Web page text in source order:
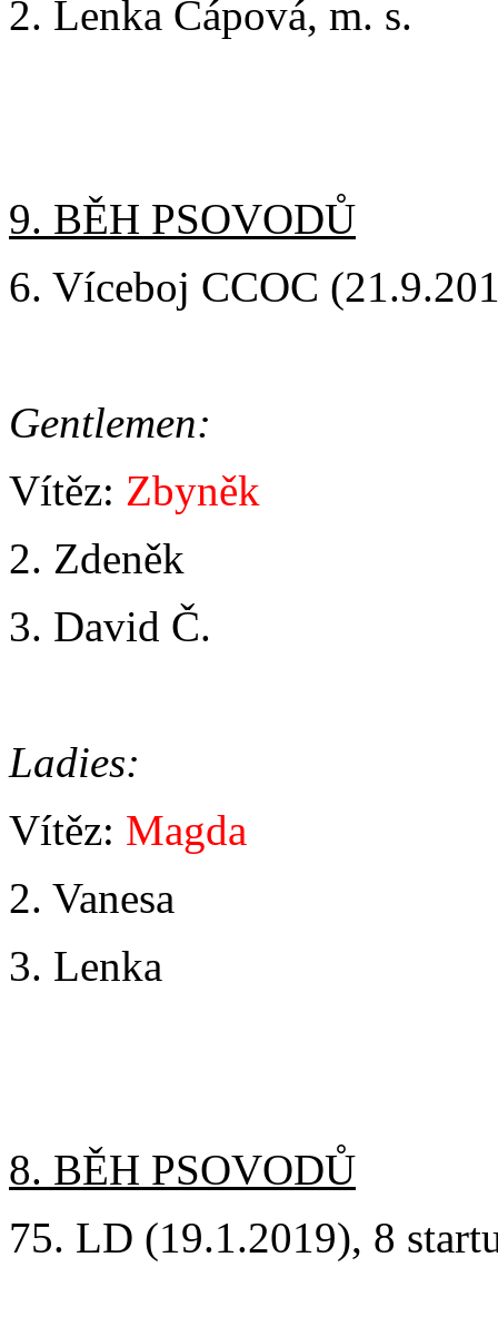
2. Lenka Čápová, m. s.
9. BĚH PSOVODŮ
6. Víceboj CCOC
Gentlemen:
Vítěz: Zbyněk
2. Zdeněk
3. David Č.
Ladies:
Vítěz: Magda
2. Vanesa
3. Lenka
8. BĚH PSOVODŮ
75. LD (19.1.2019), 8